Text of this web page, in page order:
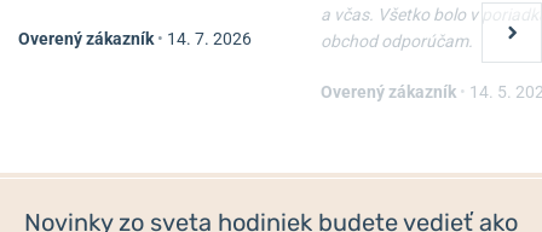
Overený zákazník • 14. 7. 2026
a včas. Všetko bolo v
obchod odporúčam.
Overený zákazník • 14. 5.
Novinky zo sveta hodiniek budete vedieť ako